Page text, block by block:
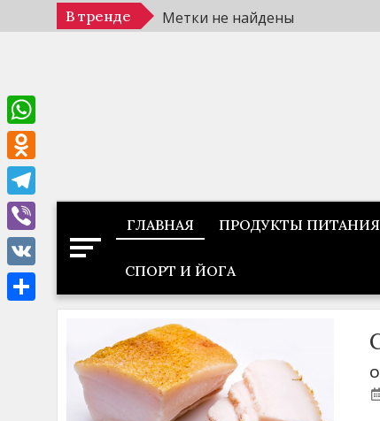
к
В тренде Метки не найдены
ГЛАВНАЯ ПРОДУКТЫ ПИТАНИЯ
СПОРТ И ЙОГА
WhatsApp
Odnoklassniki
Telegram
Viber
VK
Отправить